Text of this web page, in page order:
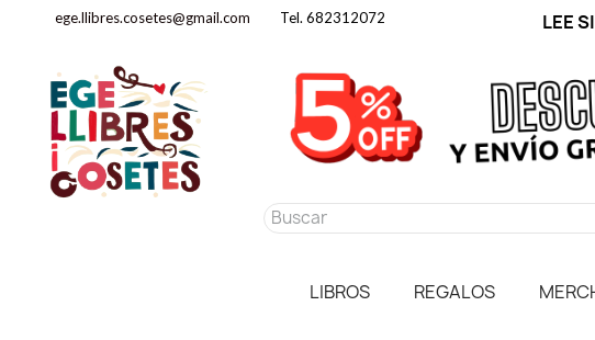
ege.llibres.cosetes@gmail.com Tel. 682312072 LEE
LIBROS REGALOS